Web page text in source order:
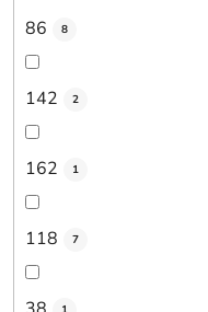
86 8
142 2
162 1
118 7